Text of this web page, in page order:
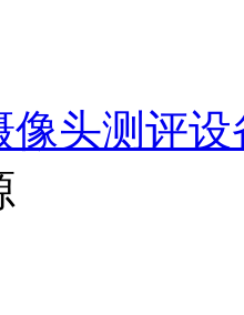
像头测评设